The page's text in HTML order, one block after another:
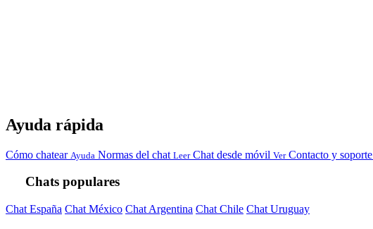
Ayuda rápida
Cómo chatear Ayuda Normas del chat Leer Chat desde móvil Ver Contacto y soporte
Chats populares
Chat España Chat México Chat Argentina Chat Chile Chat Uruguay